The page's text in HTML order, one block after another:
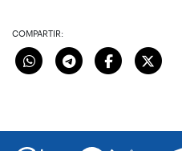
COMPARTIR: